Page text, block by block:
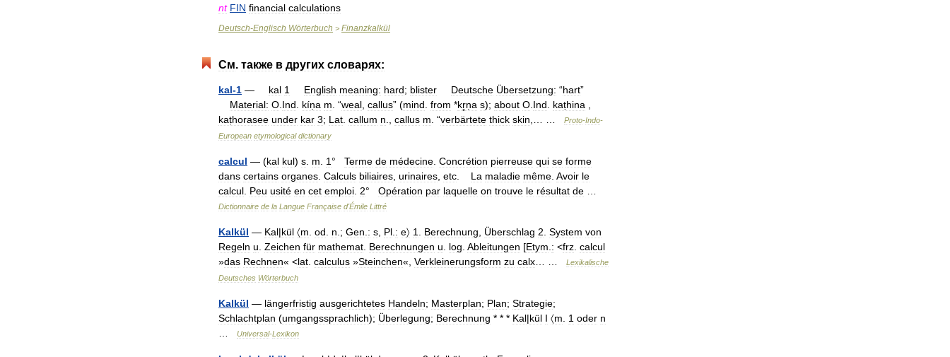
nt FIN financial calculations
Deutsch-Englisch Wörterbuch > Finanzkalkül
См. также в других словарях:
kal-1 — kal 1 English meaning: hard; blister Deutsche Übersetzung: “hart”
Material: O.Ind. kíṇa m. “weal, callus” (mind. from *kr̥ṇa s); about O.Ind. kaṭhina ,
kaṭhorasee under kar 3; Lat. callum n., callus m. “verbärtete thick skin,… … Proto-Indo-
European etymological dictionary
calcul — (kal kul) s. m. 1° Terme de médecine. Concrétion pierreuse qui se forme
dans certains organes. Calculs biliaires, urinaires, etc. La maladie même. Avoir le
calcul. Peu usité en cet emploi. 2° Opération par laquelle on trouve le résultat de …
Dictionnaire de la Langue Française d'Émile Littré
Kalkül — Kal|kül 〈m. od. n.; Gen.: s, Pl.: e〉 1. Berechnung, Überschlag 2. System von
Regeln u. Zeichen für mathemat. Berechnungen u. log. Ableitungen [Etym.: <frz. calcul
»das Rechnen« <lat. calculus »Steinchen«, Verkleinerungsform zu calx… …
Lexikalische
Deutsches Wörterbuch
Kalkül — längerfristig ausgerichtetes Handeln; Masterplan; Plan; Strategie;
Schlachtplan (umgangssprachlich); Überlegung; Berechnung * * * Kal|kül I 〈m. 1 oder n
…
Universal-Lexikon